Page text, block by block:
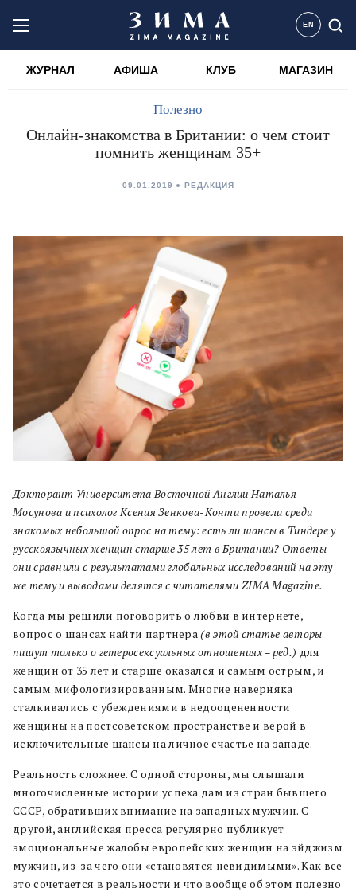
EN
ЖУРНАЛ АФИША КЛУБ МАГАЗИН
Полезно
Онлайн-знакомства в Британии: о чем стоит
помнить женщинам 35+
09.01.2019 РЕДАКЦИЯ
Докторант Университета Восточной Англии Наталья
Мосунова и психолог Ксения Зенкова-Конти провели среди
знакомых небольшой опрос на тему: есть ли шансы в Тиндере у
русскоязычных женщин старше 35 лет в Британии? Ответы
они сравнили с результатами глобальных исследований на эту
же тему и выводами делятся с читателями ZIMA Magazine.
Когда мы решили поговорить о любви в интернете,
вопрос о шансах найти партнера(в этой статье авторы
пишут только о гетеросексуальных отношениях – ред.) для
женщин от 35 лет и старше оказался и самым острым, и
самым мифологизированным. Многие наверняка
сталкивались с убеждениями в недооцененности
женщины на постсоветском пространстве и верой в
исключительные шансы на личное счастье на западе.
Реальность сложнее. С одной стороны, мы слышали
многочисленные истории успеха дам из стран бывшего
СССР, обративших внимание на западных мужчин. С
другой, английская пресса регулярно публикует
эмоциональные жалобы европейских женщин на эйджизм
мужчин, из-за чего они «становятся невидимыми». Как все
это сочетается в реальности и что вообще об этом полезно